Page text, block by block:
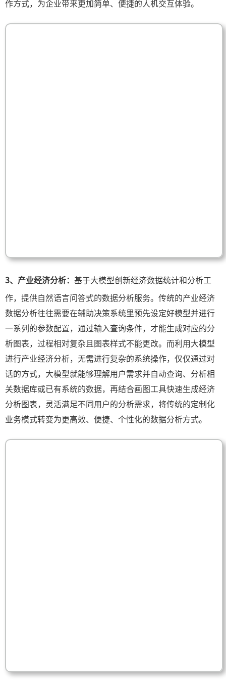
作方式，为企业带来更加简单、便捷的人机交互体验。
3、产业经济分析： 基于大模型创新经济数据统计和分析工
作，提供自然语言问答式的数据分析服务。传统的产业经济
数据分析往往需要在辅助决策系统里预先设定好模型并进行
一系列的参数配置，通过输入查询条件，才能生成对应的分
析图表，过程相对复杂且图表样式不能更改。而利用大模型
进行产业经济分析，无需进行复杂的系统操作，仅仅通过对
话的方式，大模型就能够理解用户需求并自动查询、分析相
关数据库或已有系统的数据，再结合画图工具快速生成经济
分析图表，灵活满足不同用户的分析需求，将传统的定制化
业务模式转变为更高效、便捷、个性化的数据分析方式。